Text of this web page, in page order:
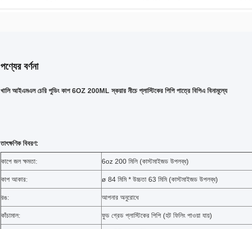
পণ্যের বর্ণনা
খালি আইএমএল চেরি পুডিং কাপ 6OZ 200ML স্কয়ার নীচে প্লাস্টিকের পিপি পাত্রে বিপিএ বিনামূল্যে
তাৎক্ষণিক বিবরণ:
কাপে জল ক্ষমতা: 6oz 200 মিলি (কাস্টমাইজড উপলব্ধ)
কাপ আকার: ø 84 মিমি * উচ্চতা 63 মিমি (কাস্টমাইজড উপলব্ধ)
রঙ: আপনার অনুরোধে
কাঁচামাল: ফুড গ্রেড প্লাস্টিকের পিপি (হট ফিলিং পাওয়া যায়)